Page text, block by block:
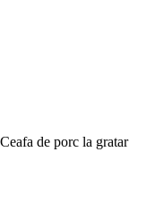
Ceafa de porc la gratar